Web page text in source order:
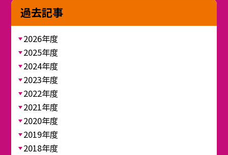
過去記事
2026年度
2025年度
2024年度
2023年度
2022年度
2021年度
2020年度
2019年度
2018年度